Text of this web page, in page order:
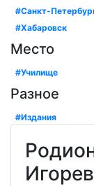
#Санкт-
#Хабаровск
Место
#Училище
Разное
#Издания